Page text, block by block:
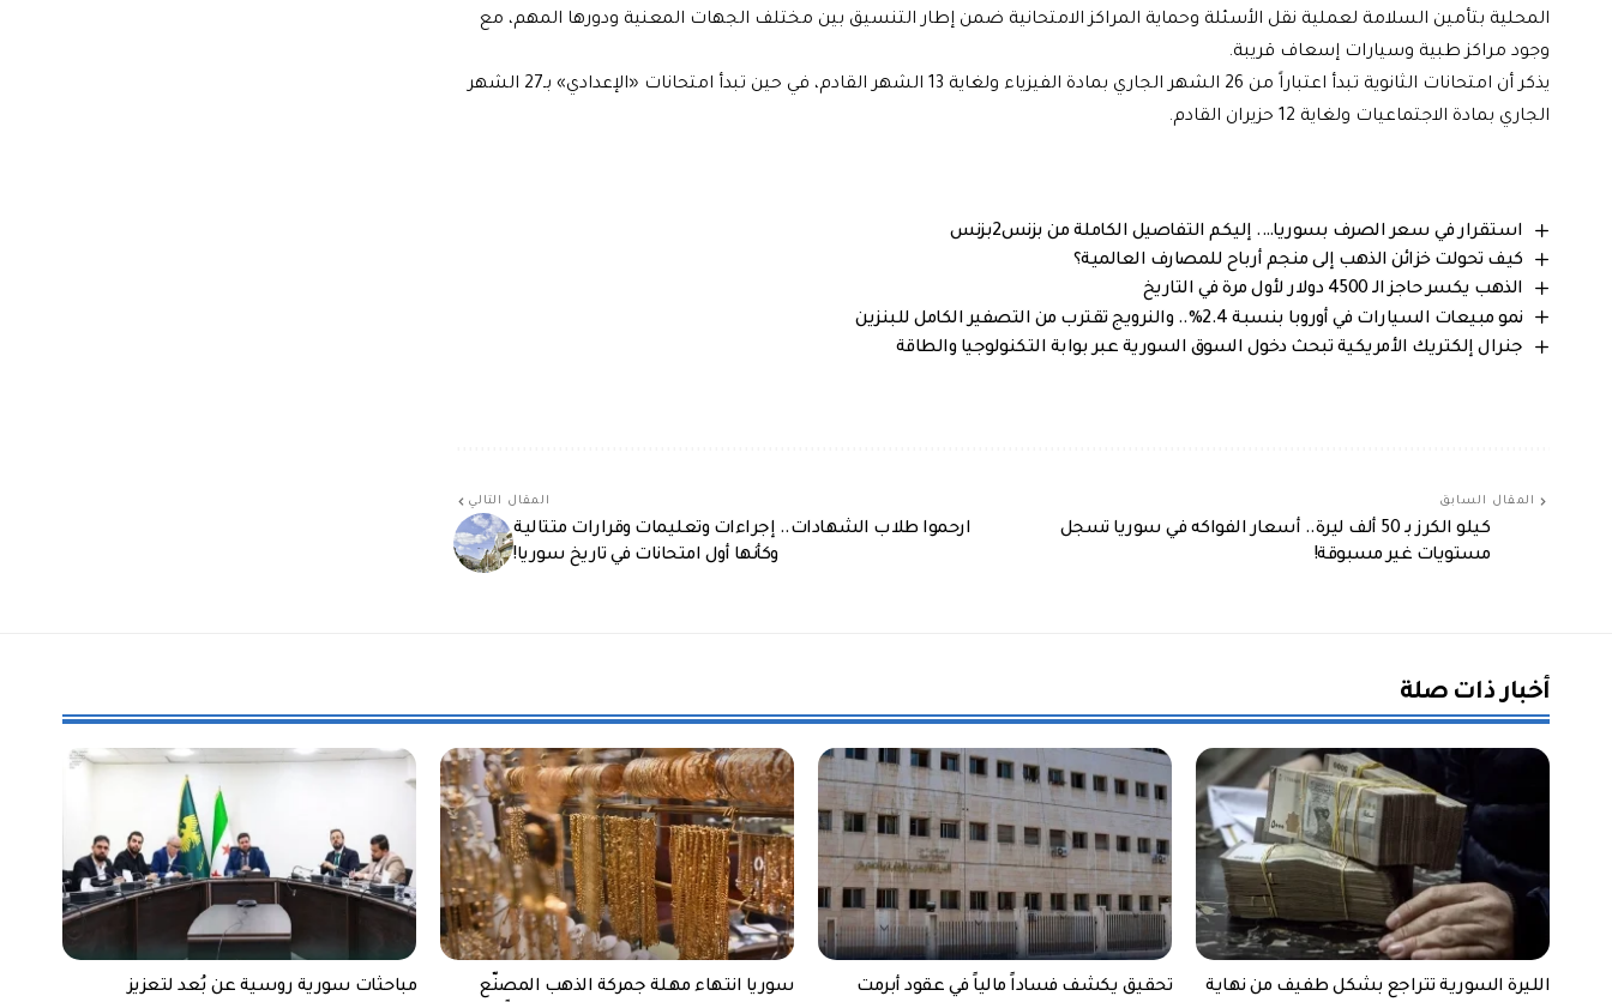
المحلية بتأمين السلامة لعملية نقل الأسئلة وحماية المراكز الامتحانية ضمن إطار التنسيق بين مختلف الجهات المعنية ودورها المهم، مع
وجود مراكز طبية وسيارات إسعاف قريبة.
يذكر أن امتحانات الثانوية تبدأ اعتباراً من 26 الشهر الجاري بمادة الفيزياء ولغاية 13 الشهر القادم، في حين تبدأ امتحانات «الإعدادي» بـ27 الشهر
الجاري بمادة الاجتماعيات ولغاية 12 حزيران القادم.
استقرار في سعر الصرف بسوريا…. إليكم التفاصيل الكاملة من بزنس2بزنس
كيف تحولت خزائن الذهب إلى منجم أرباح للمصارف العالمية؟
الذهب يكسر حاجز الـ 4500 دولار لأول مرة في التاريخ
نمو مبيعات السيارات في أوروبا بنسبة 2.4%.. والنرويج تقترب من التصفير الكامل للبنزين
جنرال إلكتريك الأمريكية تبحث دخول السوق السورية عبر بوابة التكنولوجيا والطاقة
المقال السابق
كيلو الكرز بـ 50 ألف ليرة.. أسعار الفواكه في سوريا تسجل
مستويات غير مسبوقة!
المقال التالي
ارحموا طلاب الشهادات.. إجراءات وتعليمات وقرارات متتالية
وكأنها أول امتحانات في تاريخ سوريا!
أخبار ذات صلة
الليرة السورية تتراجع بشكل طفيف من نهاية تحقيق يكشف فساداً مالياً في عقود أبرمت سوريا انتهاء مهلة جمركة الذهب المصنّع مباحثات سورية روسية عن بُعد لتعزيز